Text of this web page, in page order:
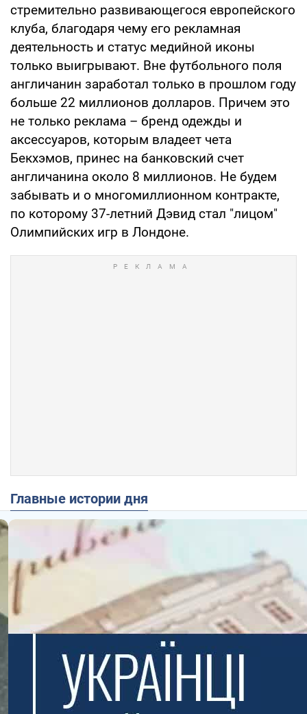
стремительно развивающегося европейского
клуба, благодаря чему его рекламная
деятельность и статус медийной иконы
только выигрывают. Вне футбольного поля
англичанин заработал только в прошлом году
больше 22 миллионов долларов. Причем это
не только реклама – бренд одежды и
аксессуаров, которым владеет чета
Бекхэмов, принес на банковский счет
англичанина около 8 миллионов. Не будем
забывать и о многомиллионном контракте,
по которому 37-летний Дэвид стал "лицом"
Олимпийских игр в Лондоне.
Главные истории дня